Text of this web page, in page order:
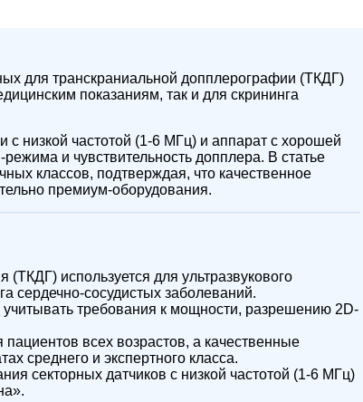
для транскраниальной допплерографии (ТКДГ)
показаниям, так и для скрининга
низкой частотой (1-6 МГц) и аппарат с хорошей
и чувствительность допплера. В статье
классов, подтверждая, что качественное
премиум-оборудования.
используется для ультразвукового
сердечно-сосудистых заболеваний.
требования к мощности, разрешению 2D-
всех возрастов, а качественные
среднего и экспертного класса.
секторных датчиков с низкой частотой (1-6 МГц)